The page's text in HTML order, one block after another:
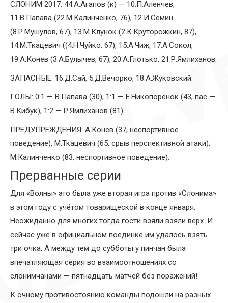
СЛОНИМ 2017: 44.А.Агапов (к) — 10.П.Аленчев,
11.В.Папава (22.М.Калинченко, 76), 12.И.Сёмин
(8.Р.Мушулов, 67), 13.М.Клунок (2.К.Круторожкин, 87),
14.М.Ткацевич ((4.Н.Чуйко, 67), 15.А.Чиж, 17.А.Сокол,
19.А.Конев (3.А.Булычев, 67), 20.А.Глотько, 21.Р.Ямлиханов.
ЗАПАСНЫЕ: 16.Д.Сай, 5.Д.Вечорко, 18.А.Жуковский.
ГОЛЫ: 0:1 — В.Папава (30), 1:1 — Е.Никопорёнок (43, пас —
В.Кибук), 1:2 — Р.Ямлиханов (81).
ПРЕДУПРЕЖДЕНИЯ: А.Конев (37, неспортивное
поведение), М.Ткацевич (65, срыв перспективной атаки),
М.Калинченко (83, неспортивное поведение).
Прерванные серии
Для «Волны» это была уже вторая игра против «Слонима»
в этом году с учётом товарищеской в конце января.
Неожиданно для многих тогда гости взяли взяли верх. И
сейчас уже в официальном поединке им удалось взять
три очка. А между тем до субботы у пинчан была
впечатляющая серия во взаимоотношениях со
слонимчанами — пятнадцать матчей без поражений!
К очному противостоянию команды подошли на разных